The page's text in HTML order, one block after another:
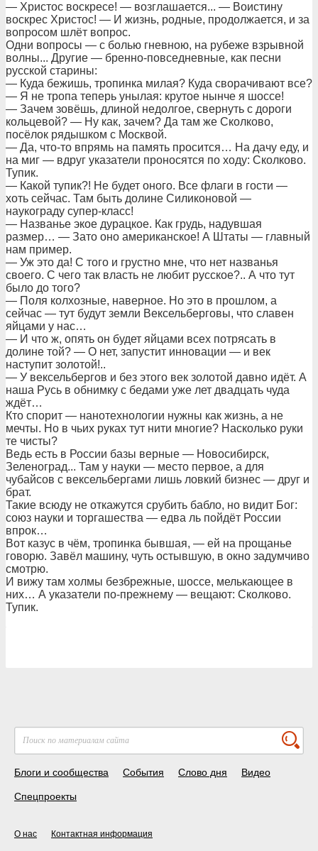
— Христос воскресе! — возглашается... — Воистину
воскрес Христос! — И жизнь, родные, продолжается, и за
вопросом шлёт вопрос.
Одни вопросы — с болью гневною, на рубеже взрывной
волны... Другие — бренно-повседневные, как песни
русской старины:
— Куда бежишь, тропинка милая? Куда сворачивают все?
— Я не тропа теперь унылая: крутое нынче я шоссе!
— Зачем зовёшь, длиной недолгое, свернуть с дороги
кольцевой? — Ну как, зачем? Да там же Сколково,
посёлок рядышком с Москвой.
— Да, что-то впрямь на память просится… На дачу еду, и
на миг — вдруг указатели проносятся по ходу: Сколково.
Тупик.
— Какой тупик?! Не будет оного. Все флаги в гости —
хоть сейчас. Там быть долине Силиконовой —
наукограду супер-класс!
— Названье экое дурацкое. Как грудь, надувшая
размер… — Зато оно американское! А Штаты — главный
нам пример.
— Уж это да! С того и грустно мне, что нет названья
своего. С чего так власть не любит русское?.. А что тут
было до того?
— Поля колхозные, наверное. Но это в прошлом, а
сейчас — тут будут земли Вексельберговы, что славен
яйцами у нас…
— И что ж, опять он будет яйцами всех потрясать в
долине той? — О нет, запустит инновации — и век
наступит золотой!..
— У вексельбергов и без этого век золотой давно идёт. А
наша Русь в обнимку с бедами уже лет двадцать чуда
ждёт…
Кто спорит — нанотехнологии нужны как жизнь, а не
мечты. Но в чьих руках тут нити многие? Насколько руки
те чисты?
Ведь есть в России базы верные — Новосибирск,
Зеленоград... Там у науки — место первое, а для
чубайсов с вексельбергами лишь ловкий бизнес — друг и
брат.
Такие всюду не откажутся срубить бабло, но видит Бог:
союз науки и торгашества — едва ль пойдёт России
впрок…
Вот казус в чём, тропинка бывшая, — ей на прощанье
говорю. Завёл машину, чуть остывшую, в окно задумчиво
смотрю.
И вижу там холмы безбрежные, шоссе, мелькающее в
них… А указатели по-прежнему — вещают: Сколково.
Тупик.
Блоги и сообщества События Слово дня Видео
Спецпроекты
О нас Контактная информация